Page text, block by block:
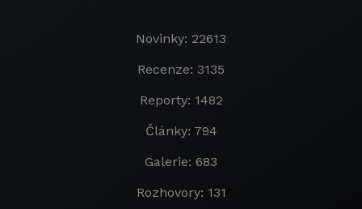
Novinky: 22613
Recenze: 3135
Reporty: 1482
Články: 794
Galerie: 683
Rozhovory: 131